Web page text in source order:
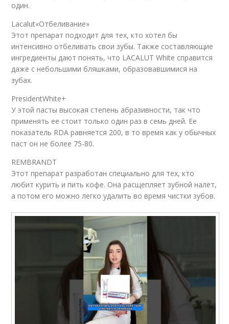
один.
Lacalut«Отбеливание»
Этот препарат подходит для тех, кто хотел бы
интенсивно отбеливать свои зубы. Также составляющие
ингредиенты дают понять, что LACALUT White справится
даже с небольшими бляшками, образовавшимися на
зубах.
PresidentWhite+
У этой пасты высокая степень абразивности, так что
применять ее стоит только один раз в семь дней. Ее
показатель RDA равняется 200, в то время как у обычных
паст он не более 75-80.
REMBRANDT
Этот препарат разработан специально для тех, кто
любит курить и пить кофе. Она расщепляет зубной налет,
а потом его можно легко удалить во время чистки зубов.